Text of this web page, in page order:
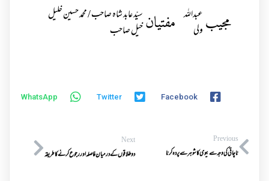
مجیب عبداللہ
ولی
مفتیان سیّد عابد شاہ صاحب / محمد حسین خلیل
خیل صاحب
Facebook
Twitter
WhatsApp
Previous
ناچاقی کی وجہ سے بیوی کا شوہر سے پردہ کرنا
Next
دو طلاقوں کے درمیان فاصلہ اور رجوع کرنے کا طریقہ